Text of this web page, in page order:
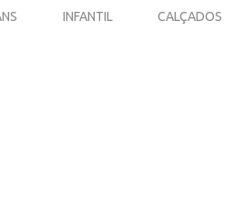
INFANTIL CALÇADOS